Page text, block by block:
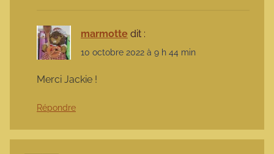
marmotte dit :
10 octobre 2022 à 9 h 44 min
Merci Jackie !
Répondre